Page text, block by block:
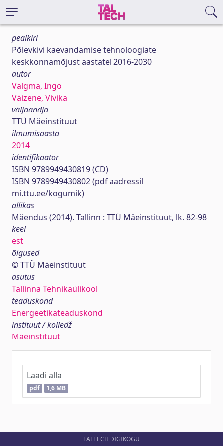
pealkiri
Põlevkivi kaevandamise tehnoloogiate
keskkonnamõjust aastatel 2016-2030
autor
Valgma, Ingo
Väizene, Vivika
väljaandja
TTÜ Mäeinstituut
ilmumisaasta
2014
identifikaator
ISBN 9789949430819 (CD)
ISBN 9789949430802 (pdf aadressil
mi.ttu.ee/kogumik)
allikas
Mäendus (2014). Tallinn : TTÜ Mäeinstituut, lk. 82-98
keel
est
õigused
© TTÜ Mäeinstituut
asutus
Tallinna Tehnikaülikool
teaduskond
Energeetikateaduskond
instituut / kolledž
Mäeinstituut
Laadi alla
pdf 1,6 MB
TALTECH DIGIKOGU